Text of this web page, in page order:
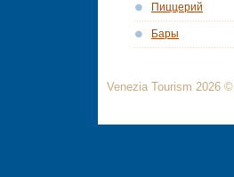
Пиццерий
Бары
Venezia Tourism 2026 ©